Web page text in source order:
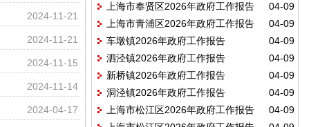
2024-11-21
2024-11-21
2024-11-15
2024-11-14
2024-04-17
04-09
上海市奉贤区2026年政府工作报告
04-09
上海市青浦区2026年政府工作报告
04-09
车墩镇2026年政府工作报告
04-09
泗泾镇2026年政府工作报告
04-09
新桥镇2026年政府工作报告
04-09
洞泾镇2026年政府工作报告
04-09
上海市松江区2026年政府工作报告